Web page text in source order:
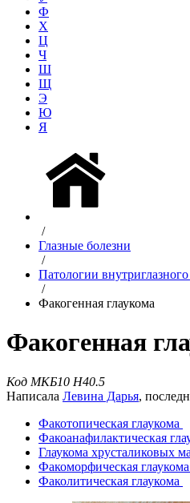
Ф
Х
Ц
Ч
Ш
Щ
Э
Ю
Я
/
Глазные болезни
/
Патологии
/
Факогенная глаукома
Факогенная
Код МКБ10 Н40.5
Написала Левина Дарья,
Факотопическая глаукома
Факоанафилактическая
Глаукома хрусталиковых
Факоморфическая глаукома
Факолитическая глаукома